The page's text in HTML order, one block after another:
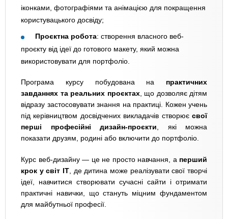
іконками, фотографіями та анімацією для покращення
користувацького досвіду;
Проєктна робота: створення власного веб-
проєкту від ідеї до готового макету, який можна
використовувати для портфоліо.
Програма курсу побудована на практичних
завданнях та реальних проєктах, що дозволяє дітям
відразу застосовувати знання на практиці. Кожен учень
під керівництвом досвідчених викладачів створює свої
перші професійні дизайн-проєкти, які можна
показати друзям, родині або включити до портфоліо.
Курс веб-дизайну — це не просто навчання, а перший
крок у світ IT, де дитина може реалізувати свої творчі
ідеї, навчитися створювати сучасні сайти і отримати
практичні навички, що стануть міцним фундаментом
для майбутньої професії.